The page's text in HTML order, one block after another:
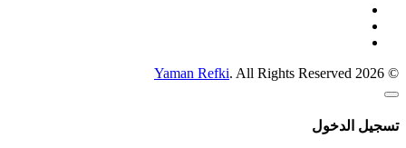
© 2026
Yaman Refki. All Rights Reserved
تسجيل الدخول